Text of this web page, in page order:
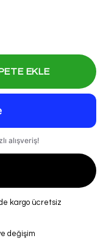
EKLE
kargo ücretsiz
değişim